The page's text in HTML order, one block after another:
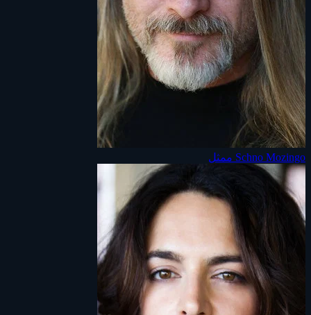
Schno Mozingo ممثل